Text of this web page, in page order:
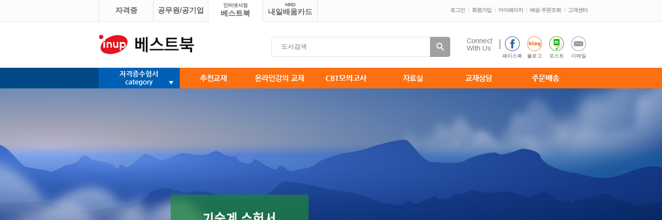
자격증 공무원/공기업
인터넷서점
베스트북
HRD
내일배움카드 로그인 회원가입 마이페이지 배송·주문조회 고객센터
페이스북 블로그 포스트 이메일